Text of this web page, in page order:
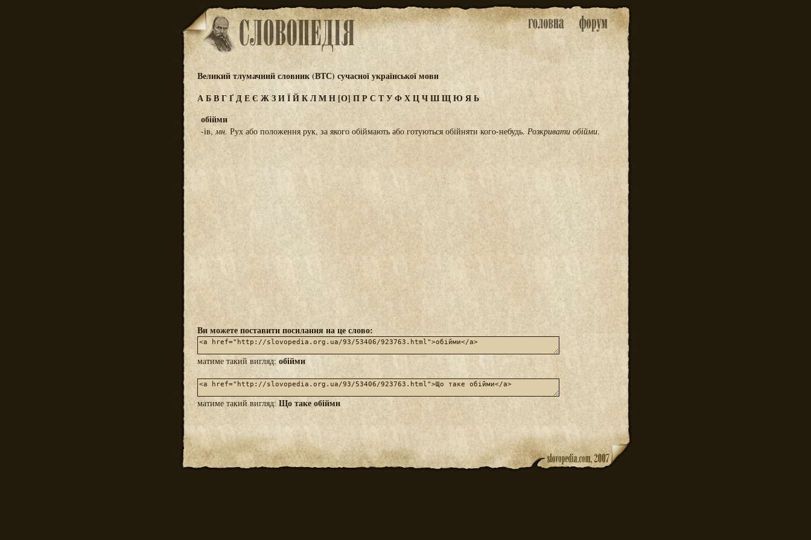
Великий тлумачний словник (ВТС) сучасної української мови
АБВГҐДЕЄ ЖЗИЇЙКЛМН[О] ПРС ТУФХЦЧШЩЮ ЯЬ
обійми
-ів,мн. Рух або положення рук, за якого обіймають або готуються обійняти кого-небудь. Розкривати обійми.
Ви можете поставити посилання на це слово:
матиме такий вигляд: обійми
матиме такий вигляд:Що таке обійми